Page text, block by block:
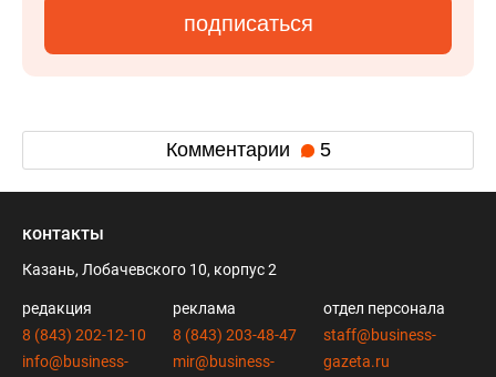
подписаться
Комментарии 5
контакты
Казань, Лобачевского 10, корпус 2
редакция
8 (843) 202-12-10
info@business-
реклама
8 (843) 203-48-47
mir@business-
отдел персонала
staff@business-
gazeta.ru